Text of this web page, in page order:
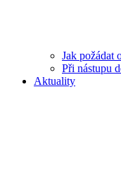
Jak požádat
Při nástupu
Aktuality